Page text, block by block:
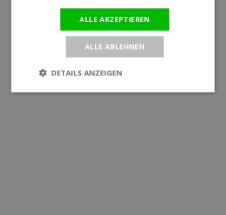
ALLE AKZEPTIEREN
ALLE ABLEHNEN
DETAILS ANZEIGEN